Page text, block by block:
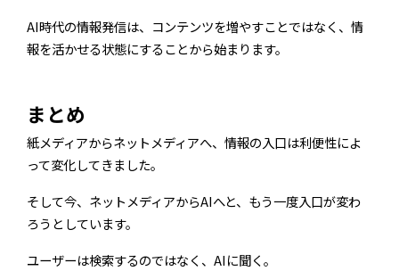
AI時代の情報発信は、コンテンツを増やすことではなく、情
報を活かせる状態にすることから始まります。
まとめ
紙メディアからネットメディアへ、情報の入口は利便性によ
って変化してきました。
そして今、ネットメディアからAIへと、もう一度入口が変わ
ろうとしています。
ユーザーは検索するのではなく、AIに聞く。